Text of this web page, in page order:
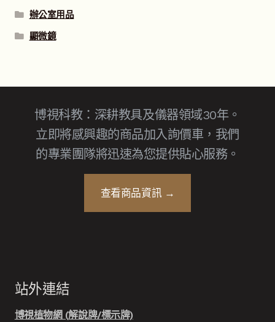
辦公室用品
顯微鏡
博視科教：深耕教具及儀器領域30年。
立即將感興趣的商品加入詢價車，我們
的專業團隊將迅速為您提供貼心服務。
查看商品資訊 →
站外連結
博視植物網 (解說牌/標示牌)